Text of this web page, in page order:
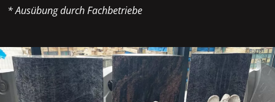
* Ausübung durch Fachbetriebe